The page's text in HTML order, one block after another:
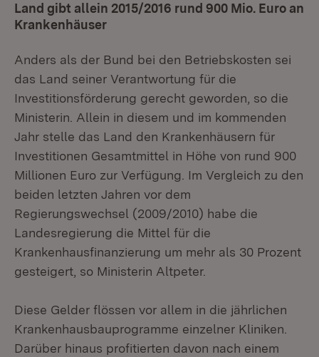
Land gibt allein 2015/2016 rund 900 Mio. Euro an
Krankenhäuser
Anders als der Bund bei den Betriebskosten sei
das Land seiner Verantwortung für die
Investitionsförderung gerecht geworden, so die
Ministerin. Allein in diesem und im kommenden
Jahr stelle das Land den Krankenhäusern für
Investitionen Gesamtmittel in Höhe von rund 900
Millionen Euro zur Verfügung. Im Vergleich zu den
beiden letzten Jahren vor dem
Regierungswechsel (2009/2010) habe die
Landesregierung die Mittel für die
Krankenhausfinanzierung um mehr als 30 Prozent
gesteigert, so Ministerin Altpeter.
Diese Gelder flössen vor allem in die jährlichen
Krankenhausbauprogramme einzelner Kliniken.
Darüber hinaus profitierten davon nach einem